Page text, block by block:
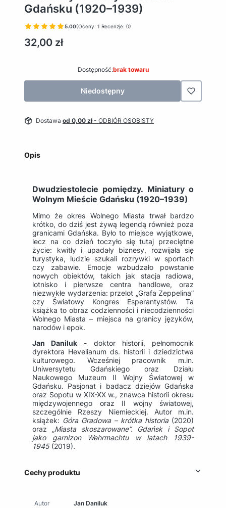
Gdańsku (1920–1939)
5.00(Oceny: 1 Recenzje: 0)
Cena
32,00 zł
Dostępność:brak towaru
Niedostępny
Dostawa od 0,00 zł- ODBIÓR OSOBISTY
Opis
Dwudziestolecie pomiędzy. Miniatury o
Wolnym Mieście Gdańsku (1920–1939)
Mimo że okres Wolnego Miasta trwał bardzo
krótko, do dziś jest żywą legendą również poza
granicami Gdańska. Było to miejsce wyjątkowe,
lecz na co dzień toczyło się tutaj przeciętne
życie: kwitły i upadały biznesy, rozwijała się
turystyka, ludzie szukali rozrywki w sportach
czy zabawie. Emocje wzbudzało powstanie
nowych obiektów, takich jak stacja radiowa,
lotnisko i pierwsze centra handlowe, oraz
niezwykłe wydarzenia: przelot „Grafa Zeppelina”
czy Światowy Kongres Esperantystów. Ta
książka to obraz codzienności i niecodzienności
Wolnego Miasta – miejsca na granicy języków,
narodów i epok.
Jan Daniluk - doktor historii, pełnomocnik
dyrektora Hevelianum ds. historii i dziedzictwa
kulturowego. Wcześniej pracownik m.in.
Uniwersytetu Gdańskiego oraz Działu
Naukowego Muzeum II Wojny Światowej w
Gdańsku. Pasjonat i badacz dziejów Gdańska
oraz Sopotu w XIX-XX w., znawca historii okresu
międzywojennego oraz II wojny światowej,
szczególnie Rzeszy Niemieckiej. Autor m.in.
książek: Góra Gradowa – krótka historia(2020)
oraz „Miasta skoszarowane”. Gdańsk i Sopot
jako garnizon Wehrmachtu w latach 1939-
1945(2019).
Cechy produktu
Autor Jan Daniluk